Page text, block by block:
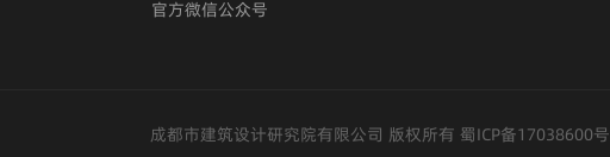
官方微信公众号
成都市建筑设计研究院有限公司 版权所有 蜀ICP备17038600号